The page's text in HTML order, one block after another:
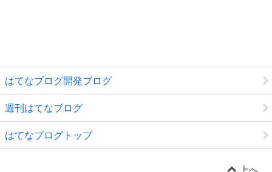
はてなブログ開発ブログ
週刊はてなブログ
はてなブログトップ
上へ